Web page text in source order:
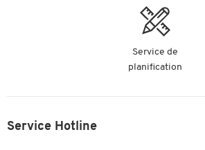
Service de
planification
Service Hotline